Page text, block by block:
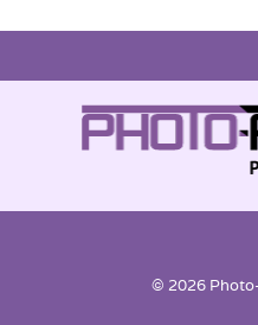
© 2026